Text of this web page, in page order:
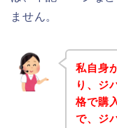
ません。
私自身
り、ジ
格で購
で、ジ